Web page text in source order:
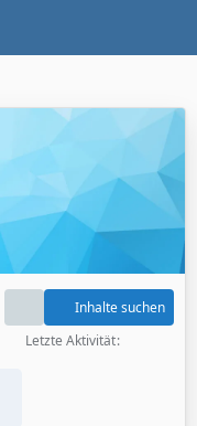
Inhalte suchen
Letzte Aktivität